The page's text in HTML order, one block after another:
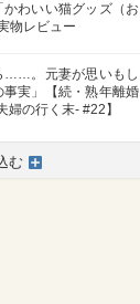
わいい猫グッズ（お
物レビュー
……。元妻が思いもし
実」【続・熟年離婚
婦の行く末- #22】
む